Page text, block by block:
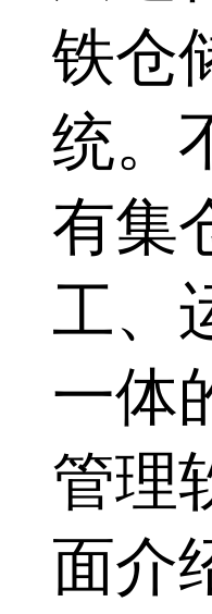
铁仓
统。
有集
工、
一体
管理
面介